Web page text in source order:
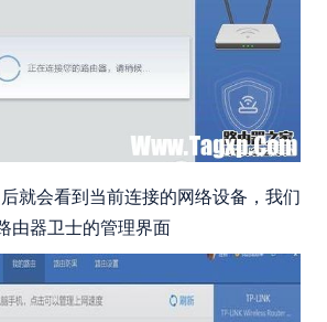
就会看到当前连接的网络设备，我们
由器卫士的管理界面